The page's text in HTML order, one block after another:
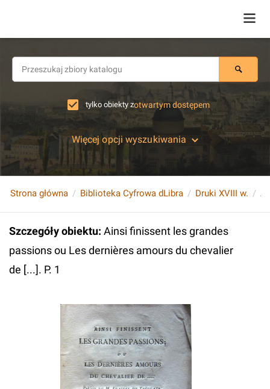
tylko obiekty zotwartym dostępem
Więcej opcji wyszukiwania
Strona główna Biblioteka Cyfrowa dLibra Druki XVIII w.
Szczegóły obiektu: Ainsi finissent les grandes
passions ou Les dernières amours du chevalier
de [...]. P. 1